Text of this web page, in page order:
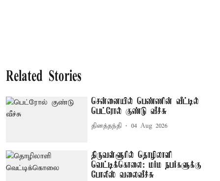
Related Stories
சென்னையில் பெண்ணின் வீட்டில்
பெட்ரோல் குண்டு வீச்சு
தினத்தந்தி 04 Aug 2026
திருவள்ளூரில் தொழிலாளி
வெட்டிக்கொலை: மர்ம நபர்களுக்கு
போலீஸ் வலைவீச்சு